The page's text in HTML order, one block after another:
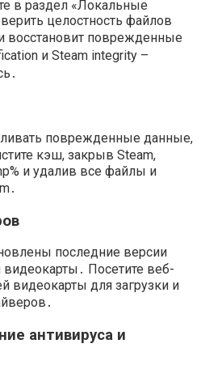
в раздел «Локальные
целостность файлов
восстановит поврежденные
и Steam integrity –
поврежденные данные,
кэш, закрыв Steam,
и удалив все файлы и
последние версии
Посетите веб-
видеокарты для загрузки и
антивируса и